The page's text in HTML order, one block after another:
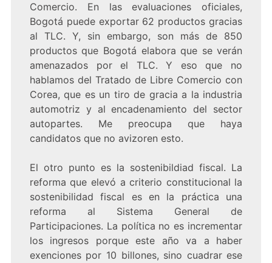
Comercio. En las evaluaciones oficiales,
Bogotá puede exportar 62 productos gracias
al TLC. Y, sin embargo, son más de 850
productos que Bogotá elabora que se verán
amenazados por el TLC. Y eso que no
hablamos del Tratado de Libre Comercio con
Corea, que es un tiro de gracia a la industria
automotriz y al encadenamiento del sector
autopartes. Me preocupa que haya
candidatos que no avizoren esto.
El otro punto es la sostenibildiad fiscal. La
reforma que elevó a criterio constitucional la
sostenibilidad fiscal es en la práctica una
reforma al Sistema General de
Participaciones. La política no es incrementar
los ingresos porque este año va a haber
exenciones por 10 billones, sino cuadrar ese